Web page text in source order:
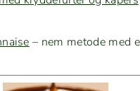
– nem metode med